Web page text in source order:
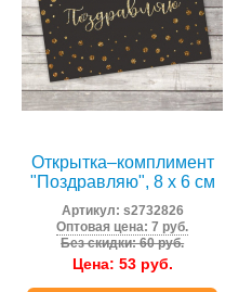
Открытка–комплимент
"Поздравляю", 8 х 6 см
Артикул: s2732826
Оптовая цена: 7 руб.
Без скидки: 60 руб.
Цена: 53руб.